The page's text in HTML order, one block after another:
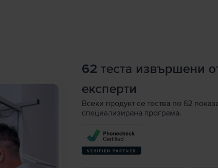
62 теста извършени
експерти
Всеки продукт се тества по 62
специализирана програма.